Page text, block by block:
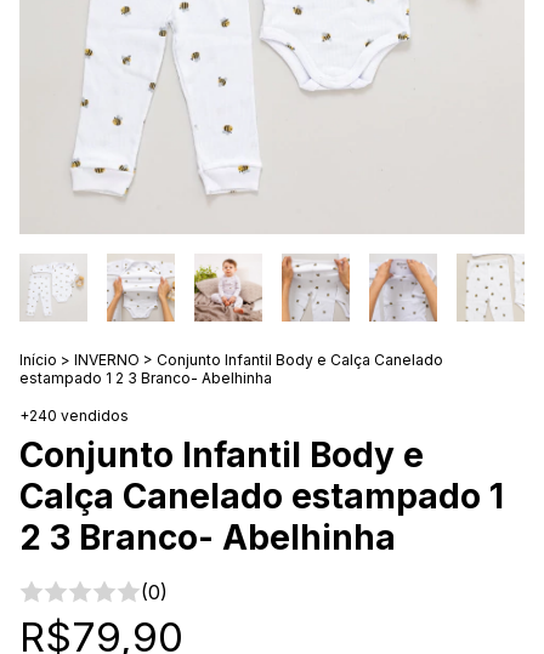
Início > INVERNO > Conjunto Infantil Body e Calça Canelado
estampado 1 2 3 Branco- Abelhinha
+240 vendidos
Conjunto Infantil Body e
Calça Canelado estampado 1
2 3 Branco- Abelhinha
(0)
R$79,90